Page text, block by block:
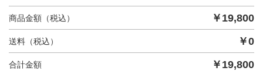
商品金額（税込） ￥ 19,800
送料（税込） ￥0
合計金額 ￥ 19,800